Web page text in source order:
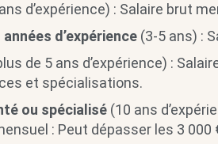
d’expérience) : Salaire brut
d’expérience (3-5 ans) :
de 5 ans d’expérience) :
et spécialisations.
ou spécialisé (10 ans
: Peut dépasser les 3 000